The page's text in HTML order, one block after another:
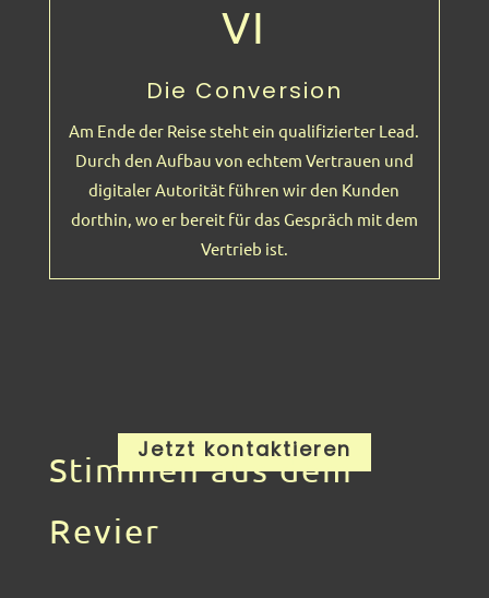
VI
Die Conversion
Am Ende der Reise steht ein qualifizierter Lead.
Durch den Aufbau von echtem Vertrauen und
digitaler Autorität führen wir den Kunden
dorthin, wo er bereit für das Gespräch mit dem
Vertrieb ist.
Jetzt kontaktieren
Stimmen aus dem
Revier